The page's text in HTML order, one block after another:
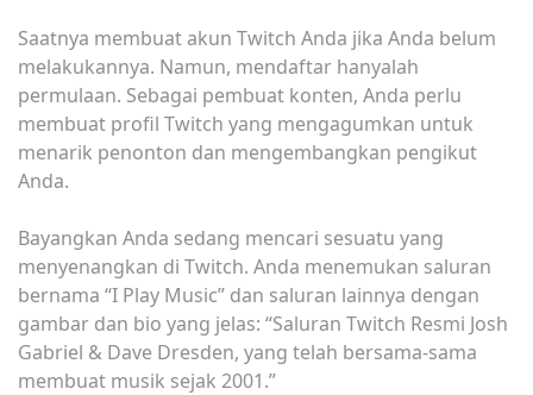
Saatnya membuat akun Twitch Anda jika Anda belum
melakukannya. Namun, mendaftar hanyalah
permulaan. Sebagai pembuat konten, Anda perlu
membuat profil Twitch yang mengagumkan untuk
menarik penonton dan mengembangkan pengikut
Anda.
Bayangkan Anda sedang mencari sesuatu yang
menyenangkan di Twitch. Anda menemukan saluran
bernama “I Play Music” dan saluran lainnya dengan
gambar dan bio yang jelas: “Saluran Twitch Resmi Josh
Gabriel & Dave Dresden, yang telah bersama-sama
membuat musik sejak 2001.”